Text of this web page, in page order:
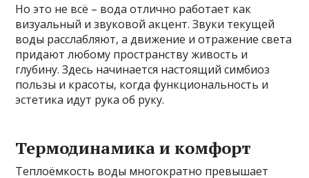
Но это не всё – вода отлично работает как
визуальный и звуковой акцент. Звуки текущей
воды расслабляют, а движение и отражение света
придают любому пространству живость и
глубину. Здесь начинается настоящий симбиоз
пользы и красоты, когда функциональность и
эстетика идут рука об руку.
Термодинамика и комфорт
Теплоёмкость воды многократно превышает